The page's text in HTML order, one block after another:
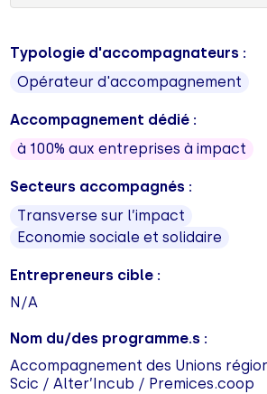
Typologie d'accompagnateurs :
Opérateur d'accompagnement
Accompagnement dédié :
à 100% aux entreprises à impact
Secteurs accompagnés :
Transverse sur l’impact
Economie sociale et solidaire
Entrepreneurs cible :
N/A
Nom du/des programme.s :
Accompagnement des Unions
Scic / Alter’Incub / Premices.coop